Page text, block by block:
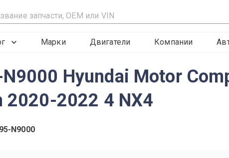
Марки Двигатели Компании
Hyundai Motor
2020-2022 4 NX4
N9000